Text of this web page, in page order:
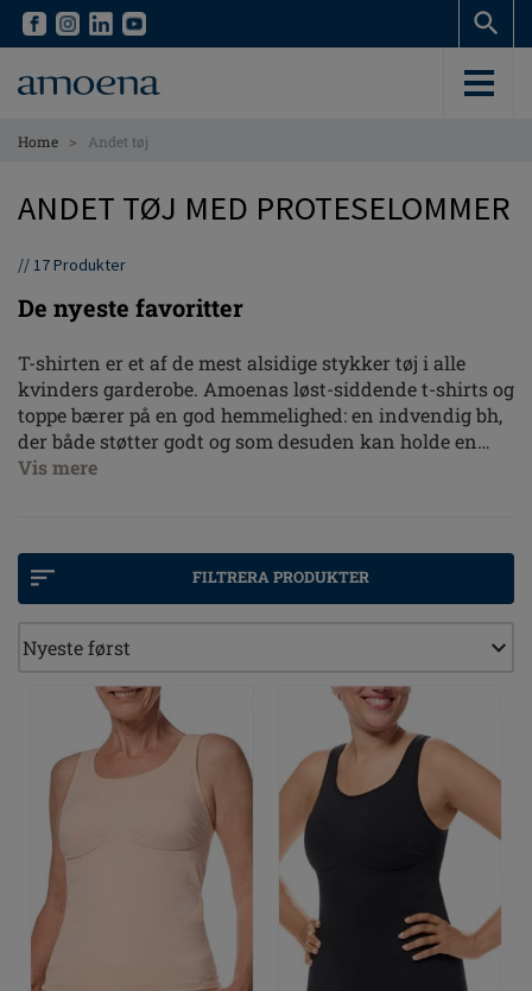
Skip
content
Skip
content
Home > Andet tøj
ANDET TØJ MED PROTESELOMMER
//17Produkter
De nyeste favoritter
T-shirten er et af de mest alsidige stykker tøj i alle
kvinders garderobe. Amoenas løst-siddende t-shirts og
toppe bærer på en god hemmelighed: en indvendig bh,
der både støtter godt og som desuden kan holde en
push-up del, delprotese eller brystprotese sikkert på
udført i lækker blød modal, med god holdbarhed og
dejlig blødhed mod kroppen.
Vis mere
FILTRERA PRODUKTER